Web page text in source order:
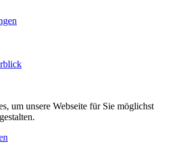
um unsere Webseite für Sie möglichst